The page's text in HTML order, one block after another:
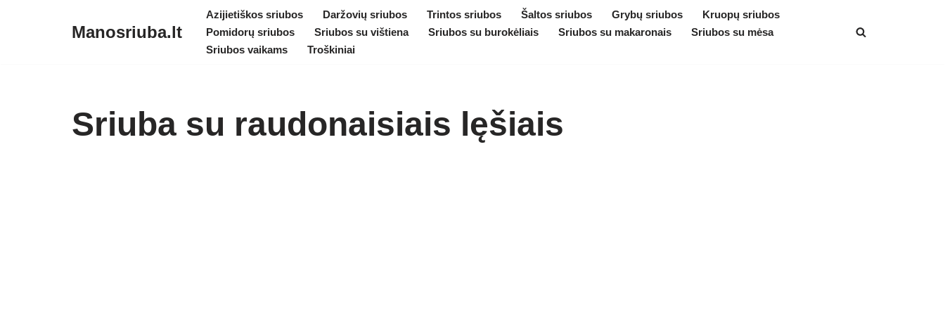
Manosriuba.lt
Azijietiškos sriubos Daržovių sriubos Trintos sriubos Šaltos sriubos Grybų sriubos
Kruopų sriubos
Pomidorų sriubos
Sriubos su vištiena Sriubos su burokėliais Sriubos su makaronais
Sriubos su mėsa
Sriubos vaikams
Troškiniai
Sriuba su raudonaisiais lęšiais